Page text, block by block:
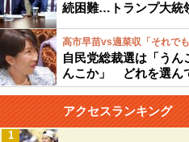
続困難…トランプ大統
高市早苗vs適菜収「それで
自民党総裁選は「うん
んこか」 どれを選ん
アクセスランキング
1